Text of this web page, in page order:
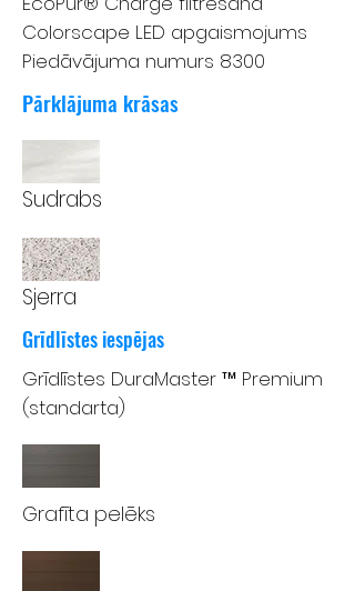
Colorscape LED apgaismojums
Piedāvājuma numurs 8300
Pārklājuma krāsas
Sudrabs
Sjerra
Grīdlīstes iespējas
Grīdlīstes DuraMaster ™ Premium
(standarta)
Grafīta pelēks